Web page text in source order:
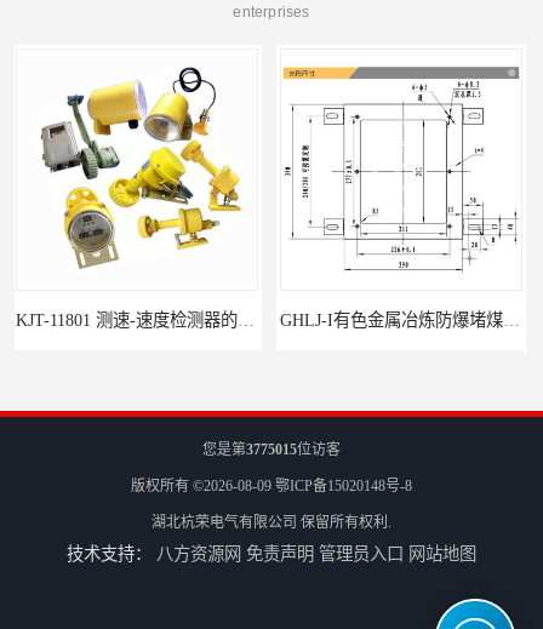
enterprises
如何选择适合的防爆撕裂开关
HQJK-A型B型系列皮带速度监控仪
您是第3775015位访客
版权所有 ©2026-08-09 鄂ICP备15020148号-8
湖北杭荣电气有限公司 保留所有权利.
技术支持： 八方资源网 免责声明 管理员入口 网站地图